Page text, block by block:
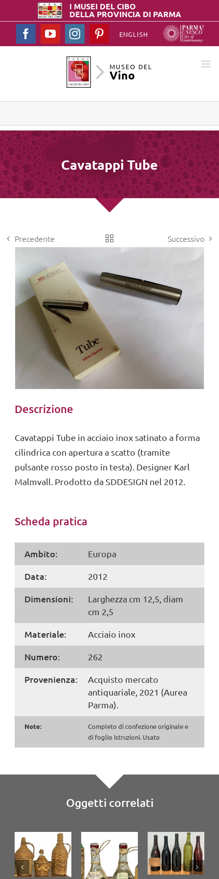
I MUSEI DELCIBO
DELLA PROVINCIA DI PARMA
ENGLISH
FacebookYouTubeInstagramPinterest
MUSEO DEL
Vino
Cavatappi Tube
Precedente Successivo
Larger
Image
Descrizione
Cavatappi Tube in acciaio inox satinato a forma
cilindrica con apertura a scatto (tramite
pulsante rosso posto in testa). Designer Karl
Malmvall. Prodotto da SDDESIGN nel 2012.
Scheda pratica
Ambito: Europa
Data: 2012
Dimensioni:
Larghezza cm 12,5, diam
cm 2,5
Materiale: Acciaio inox
Numero: 262
Provenienza:
Acquisto mercato
antiquariale, 2021 (Aurea
Parma).
Note:
Completo di confezione originale e
di foglio istruzioni. Usato
Oggetti correlati